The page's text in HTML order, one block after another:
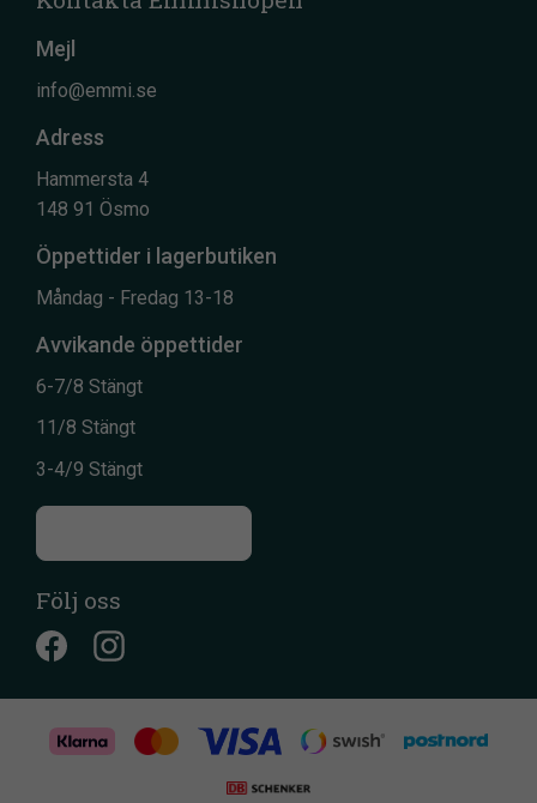
Mejl
info@emmi.se
Adress
Hammersta 4
148 91 Ösmo
Öppettider i lagerbutiken
Måndag - Fredag 13-18
Avvikande öppettider
6-7/8 Stängt
11/8 Stängt
3-4/9 Stängt
Följ oss